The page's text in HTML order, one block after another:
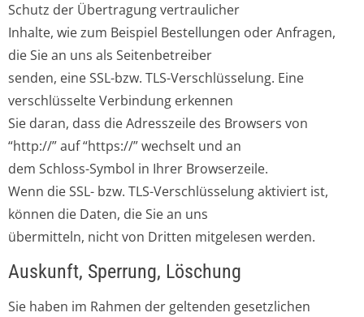
Schutz der Übertragung vertraulicher
Inhalte, wie zum Beispiel Bestellungen oder Anfragen,
die Sie an uns als Seitenbetreiber
senden, eine SSL-bzw. TLS-Verschlüsselung. Eine
verschlüsselte Verbindung erkennen
Sie daran, dass die Adresszeile des Browsers von
“http://” auf “https://” wechselt und an
dem Schloss-Symbol in Ihrer Browserzeile.
Wenn die SSL- bzw. TLS-Verschlüsselung aktiviert ist,
können die Daten, die Sie an uns
übermitteln, nicht von Dritten mitgelesen werden.
Auskunft, Sperrung, Löschung
Sie haben im Rahmen der geltenden gesetzlichen